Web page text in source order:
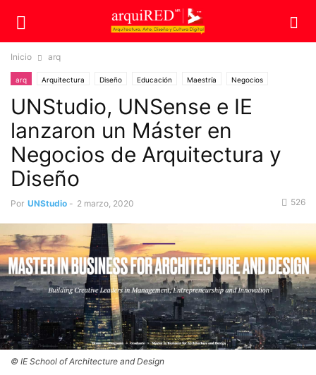
Inicio arq
arq Arquitectura Diseño Educación Maestría Negocios
UNStudio, UNSense e IE
lanzaron un Máster en
Negocios de Arquitectura y
Diseño
Por UNStudio - 2 marzo, 2020 526
© IE School of Architecture and Design